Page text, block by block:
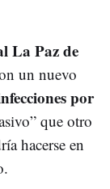
La Paz de
un nuevo
por
que otro
hacerse en